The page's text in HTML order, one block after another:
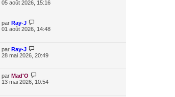
05 août 2026, 15:16
par Ray-J
01 août 2026, 14:48
par Ray-J
28 mai 2026, 20:49
par Mad'O
13 mai 2026, 10:54